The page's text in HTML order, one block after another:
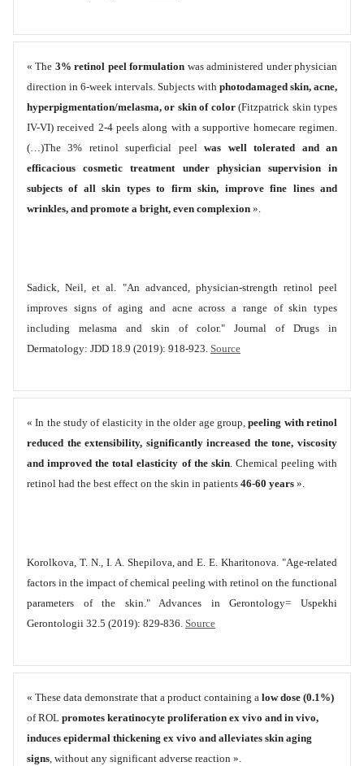
« The 3% retinol peel formulation was administered under physician
direction in 6-week intervals. Subjects with photodamaged skin, acne,
hyperpigmentation/melasma, or skin of color(Fitzpatrick skin types
IV-VI) received 2-4 peels along with a supportive homecare regimen.
(…)The 3% retinol superficial peelwas well tolerated and an
efficacious cosmetic treatment under physician supervision in
subjects of all skin types to firm skin, improve fine lines and
wrinkles, and promote a bright, even complexion ».
Sadick, Neil, et al. "An advanced, physician-strength retinol peel
improves signs of aging and acne across a range of skin types
including melasma and skin of color." Journal of Drugs in
Dermatology: JDD 18.9 (2019): 918-923. Source
« In the study of elasticity in the older age group,peeling with retinol
reduced the extensibility, significantly increased the tone, viscosity
and improved the total elasticity of the skin. Chemical peeling with
retinol had the best effect on the skin in patients 46-60 years ».
Korolkova, T. N., I. A. Shepilova, and E. E. Kharitonova. "Age-related
factors in the impact of chemical peeling with retinol on the functional
parameters of the skin." Advances in Gerontology= Uspekhi
Gerontologii 32.5 (2019): 829-836. Source
« These data demonstrate that a product containing a low dose (0.1%)
of ROL promotes keratinocyte proliferation ex vivo and in vivo,
induces epidermal thickening ex vivo and alleviates skin aging
signs, without any significant adverse reaction ».